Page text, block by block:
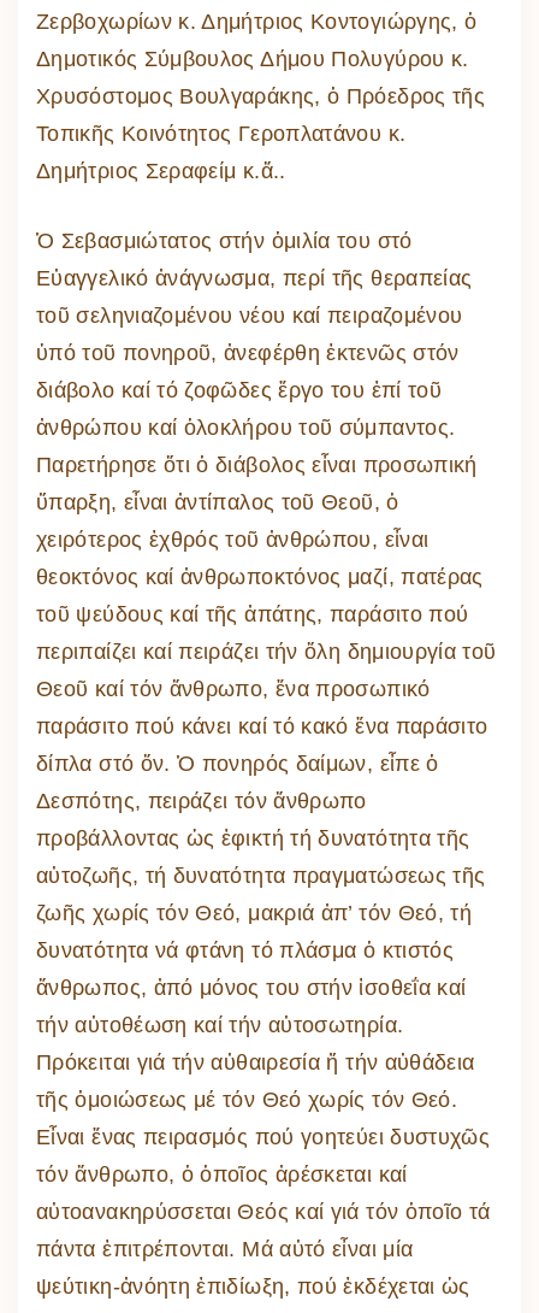
Ζερβοχωρίων κ. Δημήτριος Κοντογιώργης, ὁ
Δημοτικός Σύμβουλος Δήμου Πολυγύρου κ.
Χρυσόστομος Βουλγαράκης, ὁ Πρόεδρος τῆς
Τοπικῆς Κοινότητος Γεροπλατάνου κ.
Δημήτριος Σεραφείμ κ.ἄ..
Ὁ Σεβασμιώτατος στήν ὁμιλία του στό
Εὐαγγελικό ἀνάγνωσμα, περί τῆς θεραπείας
τοῦ σεληνιαζομένου νέου καί πειραζομένου
ὑπό τοῦ πονηροῦ, ἀνεφέρθη ἐκτενῶς στόν
διάβολο καί τό ζοφῶδες ἔργο του ἐπί τοῦ
ἀνθρώπου καί ὁλοκλήρου τοῦ σύμπαντος.
Παρετήρησε ὅτι ὁ διάβολος εἶναι προσωπική
ὕπαρξη, εἶναι ἀντίπαλος τοῦ Θεοῦ, ὁ
χειρότερος ἐχθρός τοῦ ἀνθρώπου, εἶναι
θεοκτόνος καί ἀνθρωποκτόνος μαζί, πατέρας
τοῦ ψεύδους καί τῆς ἀπάτης, παράσιτο πού
περιπαίζει καί πειράζει τήν ὅλη δημιουργία τοῦ
Θεοῦ καί τόν ἄνθρωπο, ἕνα προσωπικό
παράσιτο πού κάνει καί τό κακό ἕνα παράσιτο
δίπλα στό ὄν. Ὁ πονηρός δαίμων, εἶπε ὁ
Δεσπότης, πειράζει τόν ἄνθρωπο
προβάλλοντας ὡς ἐφικτή τή δυνατότητα τῆς
αὐτοζωῆς, τή δυνατότητα πραγματώσεως τῆς
ζωῆς χωρίς τόν Θεό, μακριά ἀπ’ τόν Θεό, τή
δυνατότητα νά φτάνη τό πλάσμα ὁ κτιστός
ἄνθρωπος, ἀπό μόνος του στήν ἰσοθεΐα καί
τήν αὐτοθέωση καί τήν αὐτοσωτηρία.
Πρόκειται γιά τήν αὐθαιρεσία ἤ τήν αὐθάδεια
τῆς ὁμοιώσεως μέ τόν Θεό χωρίς τόν Θεό.
Εἶναι ἕνας πειρασμός πού γοητεύει δυστυχῶς
τόν ἄνθρωπο, ὁ ὁποῖος ἀρέσκεται καί
αὐτοανακηρύσσεται Θεός καί γιά τόν ὁποῖο τά
πάντα ἐπιτρέπονται. Μά αὐτό εἶναι μία
ψεύτικη-ἀνόητη ἐπιδίωξη, πού ἐκδέχεται ὡς